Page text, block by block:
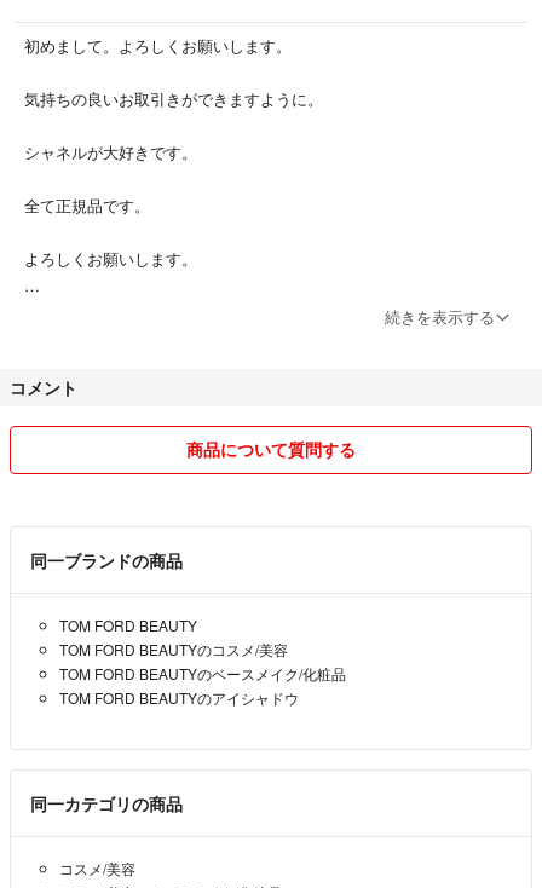
初めまして。よろしくお願いします。
気持ちの良いお取引きができますように。
シャネルが大好きです。
全て正規品です。
よろしくお願いします。
神経質な方、お届け後の返品交換はできない為お品が納得いくまできち
続きを表示する
コメント
商品について質問する
同一ブランドの商品
TOM FORD BEAUTY
TOM FORD BEAUTYのコスメ/美容
TOM FORD BEAUTYのベースメイク/化粧品
TOM FORD BEAUTYのアイシャドウ
同一カテゴリの商品
コスメ/美容